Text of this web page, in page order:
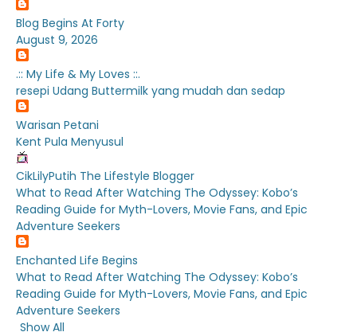
Blog Begins At Forty
August 9, 2026
.:: My Life & My Loves ::.
resepi Udang Buttermilk yang mudah dan sedap
Warisan Petani
Kent Pula Menyusul
CikLilyPutih The Lifestyle Blogger
What to Read After Watching The Odyssey: Kobo’s
Reading Guide for Myth-Lovers, Movie Fans, and Epic
Adventure Seekers
Enchanted Life Begins
What to Read After Watching The Odyssey: Kobo’s
Reading Guide for Myth-Lovers, Movie Fans, and Epic
Adventure Seekers
Show All